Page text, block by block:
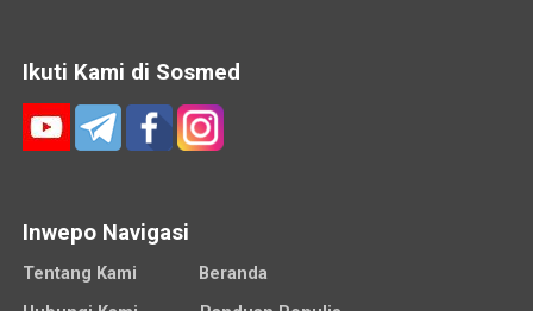
Ikuti Kami di Sosmed
Inwepo Navigasi
Tentang Kami
Beranda